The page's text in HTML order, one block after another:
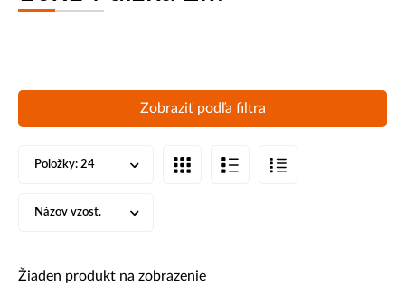
Zobraziť podľa filtra
Položky: 24
Názov vzost.
Žiaden produkt na zobrazenie